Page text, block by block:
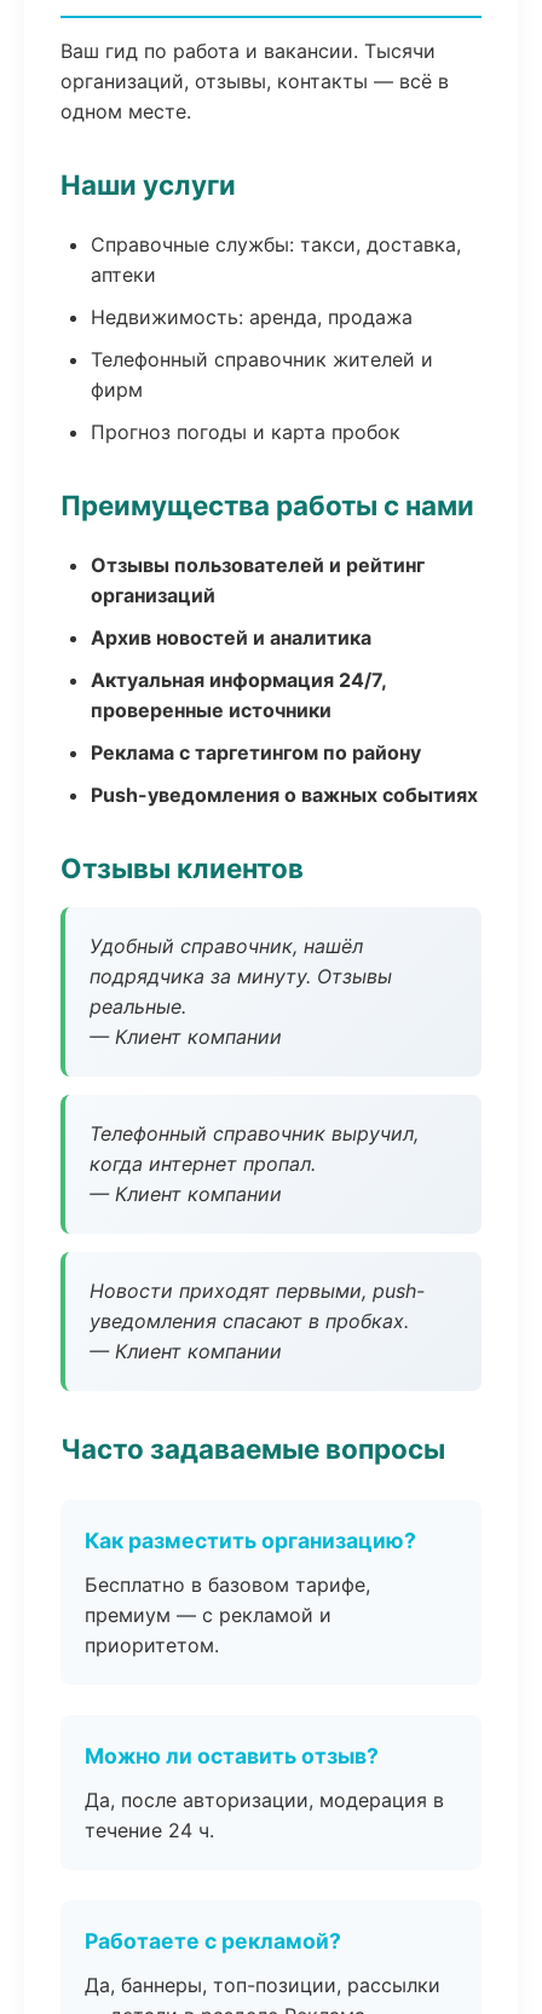
Ваш гид по работа и вакансии. Тысячи
организаций, отзывы, контакты — всё в
одном месте.
Наши услуги
Справочные службы: такси, доставка,
аптеки
Недвижимость: аренда, продажа
Телефонный справочник жителей и
фирм
Прогноз погоды и карта пробок
Преимущества работы с нами
Отзывы пользователей и рейтинг
организаций
Архив новостей и аналитика
Актуальная информация 24/7,
проверенные источники
Реклама с таргетингом по району
Push-уведомления о важных событиях
Отзывы клиентов
Удобный справочник, нашёл
подрядчика за минуту. Отзывы
реальные.
— Клиент компании
Телефонный справочник выручил,
когда интернет пропал.
— Клиент компании
Новости приходят первыми, push-
уведомления спасают в пробках.
— Клиент компании
Часто задаваемые вопросы
Как разместить организацию?
Бесплатно в базовом тарифе,
премиум — с рекламой и
приоритетом.
Можно ли оставить отзыв?
Да, после авторизации, модерация в
течение 24 ч.
Работаете с рекламой?
Да, баннеры, топ-позиции, рассылки